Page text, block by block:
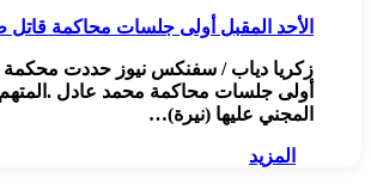
الأحد المقبل أولى جلسات محاكمة قاتل
زكريا دياب / سفنكس نيوز حددت محكمة
أولى جلسات محاكمة محمد عادل .المتهم
المجني عليها (نيرة)…
المزيد